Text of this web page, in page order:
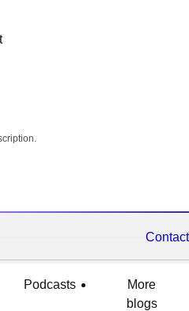
Contact
Podcasts
More
blogs